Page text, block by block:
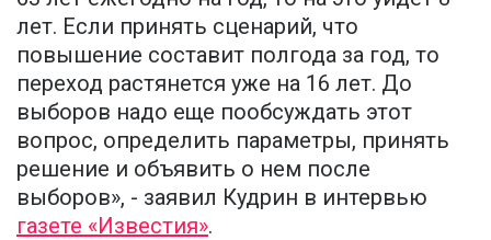
лет. Если принять сценарий, что
повышение составит полгода за год, то
переход растянется уже на 16 лет. До
выборов надо еще пообсуждать этот
вопрос, определить параметры, принять
решение и объявить о нем после
выборов», - заявил Кудрин в интервью
газете «Известия».